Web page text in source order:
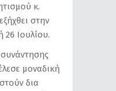
κ.
στην
Ιουλίου.
μοναδική
δια